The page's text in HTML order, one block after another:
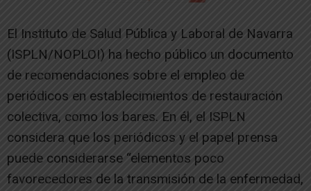
El Instituto de Salud Pública y Laboral de Navarra
(ISPLN/NOPLOI) ha hecho público un documento
de recomendaciones sobre el empleo de
periódicos en establecimientos de restauración
colectiva, como los bares. En él, el ISPLN
considera que los periódicos y el papel prensa
puede considerarse “elementos poco
favorecedores de la transmisión de la enfermedad,